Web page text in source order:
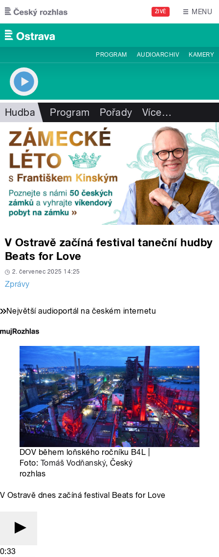
Přejít k hlavnímu obsahu
ŽIVĚ MENU
PROGRAM AUDIOARCHIV KAMERY
Hudba Program Pořady Více…
V Ostravě začíná festival taneční hudby
Beats for Love
2. červenec 2025 14:25
Zprávy
Největší audioportál na českém internetu
DOV během loňského ročníku B4L |
Foto: Tomáš Vodňanský, Český
rozhlas
V Ostravě dnes začíná festival Beats for Love
0:33